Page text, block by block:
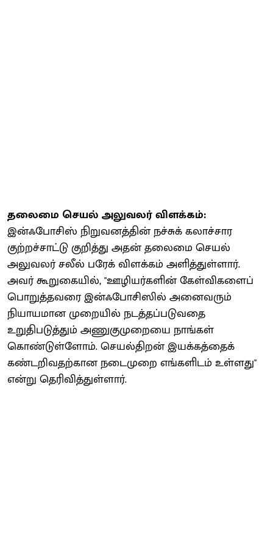
தலைமை செயல் அலுவலர் விளக்கம்:
இன்ஃபோசிஸ் நிறுவனத்தின் நச்சுக் கலாச்சார
குற்றச்சாட்டு குறித்து அதன் தலைமை செயல்
அலுவலர் சலீல் பரேக் விளக்கம் அளித்துள்ளார்.
அவர் கூறுகையில், "ஊழியர்களின் கேள்விகளைப்
பொறுத்தவரை இன்ஃபோசிஸில் அனைவரும்
நியாயமான முறையில் நடத்தப்படுவதை
உறுதிபடுத்தும் அணுகுமுறையை நாங்கள்
கொண்டுள்ளோம். செயல்திறன் இயக்கத்தைக்
கண்டறிவதற்கான நடைமுறை எங்களிடம் உள்ளது"
என்று தெரிவித்துள்ளார்.